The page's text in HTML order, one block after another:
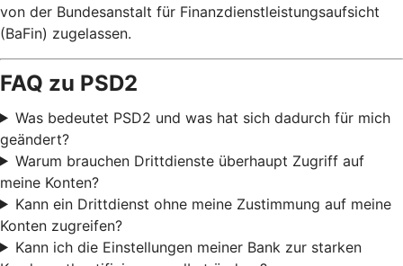
von der Bundesanstalt für Finanzdienstleistungsaufsicht
(BaFin) zugelassen.
FAQ zu PSD2
Was bedeutet PSD2 und was hat sich dadurch für mich
geändert?
Warum brauchen Drittdienste überhaupt Zugriff auf
meine Konten?
Kann ein Drittdienst ohne meine Zustimmung auf meine
Konten zugreifen?
Kann ich die Einstellungen meiner Bank zur starken